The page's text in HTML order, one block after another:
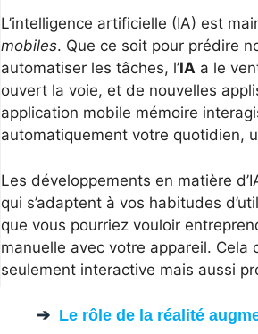
L’intelligence artificielle (IA) est
mobiles. Que ce soit pour prédire
automatiser les tâches, l’IA a le
ouvert la voie, et de nouvelles
application mobile mémoire
automatiquement votre quotidien,
Les développements en matière
qui s’adaptent à vos habitudes
que vous pourriez vouloir
manuelle avec votre appareil.
seulement interactive mais aussi
Le rôle de la réalité